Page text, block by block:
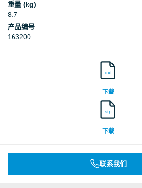
重量 (kg)
8.7
产品编号
163200
dxf
下载
stp
下载
联系我们